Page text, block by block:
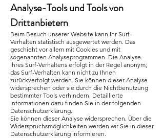
Analyse-Tools und Tools von
Drittanbietern
Beim Besuch unserer Website kann Ihr Surf-
Verhalten statistisch ausgewertet werden. Das
geschieht vor allem mit Cookies und mit
sogenannten Analyseprogrammen. Die Analyse
Ihres Surf-Verhaltens erfolgt in der Regel anonym;
das Surf-Verhalten kann nicht zu Ihnen
zurückverfolgt werden. Sie können dieser Analyse
widersprechen oder sie durch die Nichtbenutzung
bestimmter Tools verhindern. Detaillierte
Informationen dazu finden Sie in der folgenden
Datenschutzerklärung.
Sie können dieser Analyse widersprechen. Über die
Widerspruchsmöglichkeiten werden wir Sie in dieser
Datenschutzerklärung informieren.